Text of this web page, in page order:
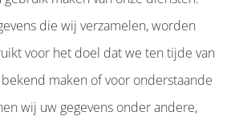
die wij verzamelen, worden
voor het doel dat we ten tijde van
maken of voor onderstaande
wij uw gegevens onder andere,